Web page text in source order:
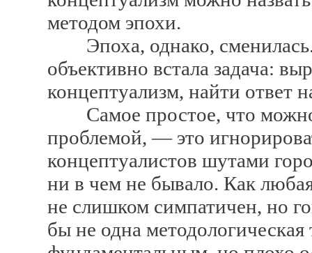
методом эпохи.
Эпоха, однако, сменилась.
объективно встала задача:
концептуализм, найти ответ
Самое простое, что можно
проблемой, — это
концептуалистов шутами
ни в чем не бывало. Как
не слишком симпатичен, но
бы не одна методологическая